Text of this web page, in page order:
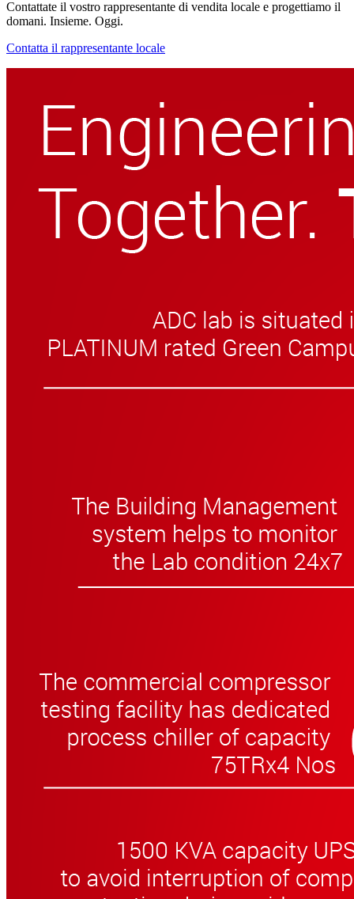
Contattate il vostro rappresentante di vendita locale e progettiamo il
domani. Insieme. Oggi.
Contatta il rappresentante locale